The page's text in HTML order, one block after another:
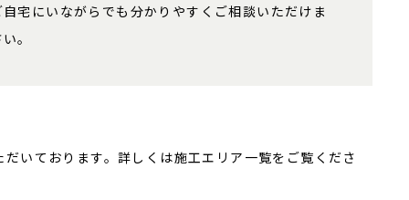
宅にいながらでも分かりやすくご相談いただけま
。
いております。詳しくは施工エリア一覧をご覧くださ